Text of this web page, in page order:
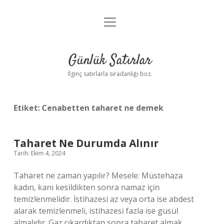
Anasayfa
Yasal Uyarı
menüyü
Günlük Satırlar
İlginç satırlarla sıradanlığı boz.
Etiket: Cenabetten taharet ne demek
Taharet Ne Durumda Alınır
Tarih: Ekim 4, 2024
Taharet ne zaman yapılır? Mesele: Müstehaza
kadın, kanı kesildikten sonra namaz için
temizlenmelidir. İstihazesi az veya orta ise abdest
alarak temizlenmeli, istihazesi fazla ise gusül